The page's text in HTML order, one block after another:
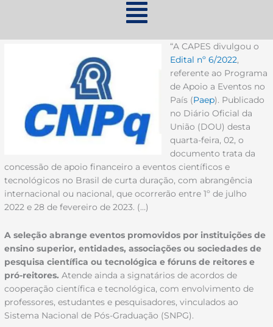
“A CAPES divulgou o
Edital nº 6/2022,
referente ao Programa
de Apoio a Eventos no
País (Paep). Publicado
no Diário Oficial da
União (DOU) desta
quarta-feira, 02, o
documento trata da
concessão de apoio financeiro a eventos científicos e
tecnológicos no Brasil de curta duração, com abrangência
internacional ou nacional, que ocorrerão entre 1º de julho
2022 e 28 de fevereiro de 2023. (…)
A seleção abrange eventos promovidos por instituições de
ensino superior, entidades, associações ou sociedades de
pesquisa científica ou tecnológica e fóruns de reitores e
pró-reitores. Atende ainda a signatários de acordos de
cooperação científica e tecnológica, com envolvimento de
professores, estudantes e pesquisadores, vinculados ao
Sistema Nacional de Pós-Graduação (SNPG).